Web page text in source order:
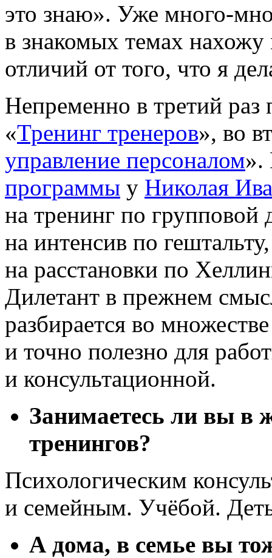
это знаю». Уже много-
в знакомых темах
отличий от того, что я
Непременно в третий
«Тренинг тренеров», во
управление персоналом».
программы у Николая
на тренинг по групповой
на интенсив по
на расстановки по
Дилетант в прежнем
разбирается во
и точно полезно для
и консультационной.
Занимаетесь ли вы в
тренингов?
Психологическим
и семейным. Учёбой.
А дома, в семье вы